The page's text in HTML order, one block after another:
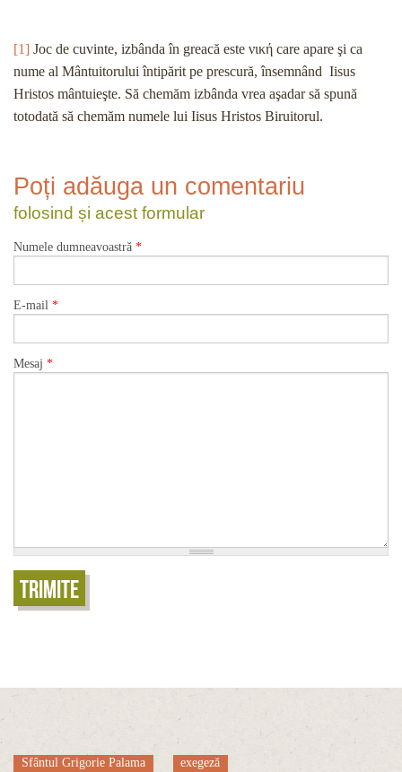
[1] Joc de cuvinte, izbânda în greacă este νική care apare şi ca
nume al Mântuitorului întipărit pe prescură, însemnând Iisus
Hristos mântuieşte. Să chemăm izbânda vrea aşadar să spună
totodată să chemăm numele lui Iisus Hristos Biruitorul.
Poți adăuga un comentariu
folosind și acest formular
Numele dumneavoastră *
E-mail *
Mesaj *
Trimite
Sfântul Grigorie Palama
exegeză